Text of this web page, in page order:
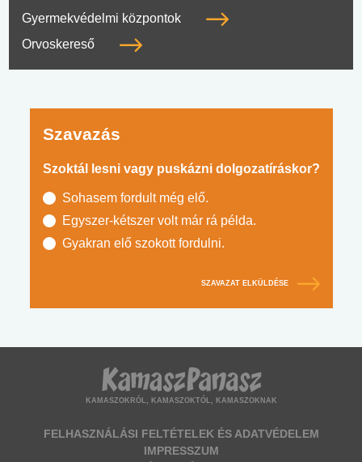
Gyermekvédelmi központok
Orvoskereső
Szavazás
Szoktál lesni vagy puskázni dolgozatíráskor?
Sohasem fordult még elő.
Egyszer-kétszer volt már rá példa.
Gyakran elő szokott fordulni.
SZAVAZAT ELKÜLDÉSE
KAMASZOKRÓL, KAMASZOKTÓL, KAMASZOKNAK
FELHASZNÁLÁSI FELTÉTELEK ÉS ADATVÉDELEM
IMPRESSZUM